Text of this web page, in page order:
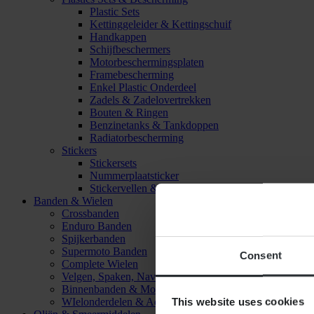
Consent
This website uses cookies
Plastic Sets
Kettinggeleider & Kettingschuif
Handkappen
Schijfbeschermers
Motorbeschermingsplaten
Framebescherming
Enkel Plastic Onderdeel
Zadels & Zadelovertrekken
Bouten & Ringen
Benzinetanks & Tankdoppen
Radiatorbescherming
Stickers
Stickersets
Nummerplaatsticker
Stickervellen & Stickers
Banden & Wielen
Crossbanden
Enduro Banden
Spijkerbanden
Supermoto Banden
Complete Wielen
Velgen, Spaken, Naven & Lagers
Binnenbanden & Mousses
WIelonderdelen & Accessoires